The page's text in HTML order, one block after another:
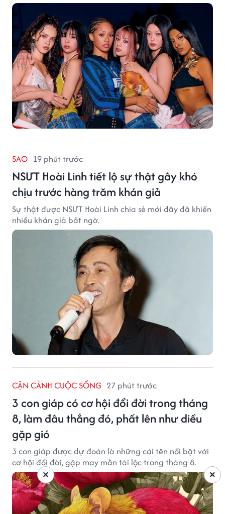
SAO 19 phút trước
NSƯT Hoài Linh tiết lộ sự thật gây khó
chịu trước hàng trăm khán giả
Sự thật được NSƯT Hoài Linh chia sẻ mới đây đã khiến
nhiều khán giả bất ngờ.
CẬN CẢNH CUỘC SỐNG 27 phút trước
3 con giáp có cơ hội đổi đời trong tháng
8, làm đâu thắng đó, phất lên như diều
gặp gió
3 con giáp được dự đoán là những cái tên nổi bật với
cơ hội đổi đời, gặp may mắn tài lộc trong tháng 8.
×
×